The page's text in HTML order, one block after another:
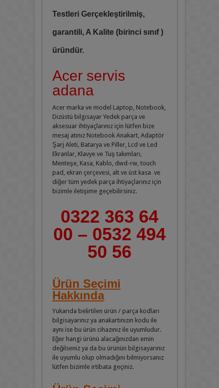
Testleri Gerçekleştirilmiş,
garantili, A Kalite (birinci sınıf )
üründür.
Acer servis
adana
Acer marka ve model Laptop, Notebook,
Dizüstü bilgisayar Yedek parça ve
aksesuar ihtiyaçlarınız için lütfen bize
mesaj atınız Notebook Anakart, Adaptör
Şarj Aleti, Batarya ve Piller, Lcd ve Led
Ekranlar, Klavye ve Tuş takımları,
Menteşe, Kasa, Kablo, dwd-rw, touch
pad, ekran çerçevesi, alt ve üst kasa ve
diğer tüm yedek parça ihtiyaçlarınız için
bizimle iletişime geçebilirsiniz.
0322 363 64
00 – 0532 494
50 56
Ürün Seçimi
Hakkında
Yukarıda belirtilen ürün / parça kodları
bilgisayarınız ya anakartınızın kodu ile
aynı ise bu ürün cihazınız ile uyumludur.
Eğer hangi ürünü alacağınızdan emin
değilseniz ya da bu ürünün bilgisayarınız
ile uyumlu olup olmadığını bilmiyorsanız
lütfen bizimle irtibata geçiniz.